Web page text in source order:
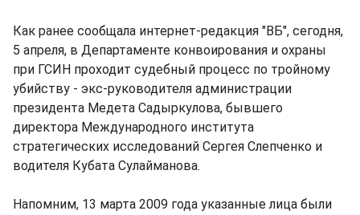
Как ранее сообщала интернет-редакция "ВБ", сегодня,
5 апреля, в Департаменте конвоирования и охраны
при ГСИН проходит судебный процесс по тройному
убийству - экс-руководителя администрации
президента Медета Садыркулова, бывшего
директора Международного института
стратегических исследований Сергея Слепченко и
водителя Кубата Сулайманова.
Напомним, 13 марта 2009 года указанные лица были